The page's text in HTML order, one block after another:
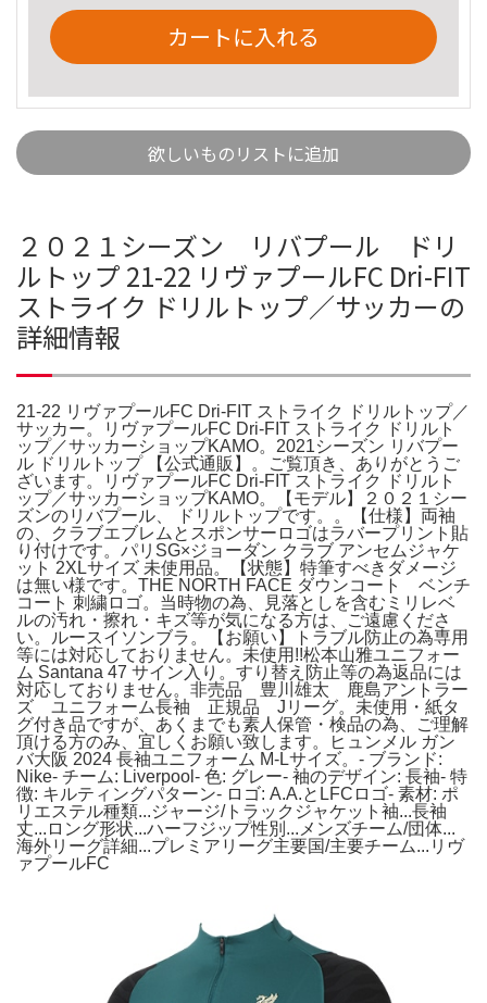
カートに入れる
欲しいものリストに追加
２０２１シーズン リバプール ドリ
ルトップ 21-22 リヴァプールFC Dri-FIT
ストライク ドリルトップ／サッカーの
詳細情報
21-22 リヴァプールFC Dri-FIT ストライク ドリルトップ／
サッカー。リヴァプールFC Dri-FIT ストライク ドリルト
ップ／サッカーショップKAMO。2021シーズン リバプー
ル ドリルトップ 【公式通販】。ご覧頂き、ありがとうご
ざいます。リヴァプールFC Dri-FIT ストライク ドリルト
ップ／サッカーショップKAMO。【モデル】２０２１シー
ズンのリバプール、 ドリルトップです。。【仕様】両袖
の、クラブエブレムとスポンサーロゴはラバープリント貼
り付けです。パリSG×ジョーダン クラブ アンセムジャケ
ット 2XLサイズ 未使用品。【状態】特筆すべきダメージ
は無い様です。THE NORTH FACE ダウンコート ベンチ
コート 刺繍ロゴ。当時物の為、見落としを含むミリレベ
ルの汚れ・擦れ・キズ等が気になる方は、ご遠慮くださ
い。ルースイソンブラ。【お願い】トラブル防止の為専用
等には対応しておりません。未使用!!松本山雅ユニフォー
ム Santana 47 サイン入り。すり替え防止等の為返品には
対応しておりません。非売品 豊川雄太 鹿島アントラー
ズ ユニフォーム長袖 正規品 Jリーグ。未使用・紙タ
グ付き品ですが、あくまでも素人保管・検品の為、ご理解
頂ける方のみ、宜しくお願い致します。ヒュンメル ガン
バ大阪 2024 長袖ユニフォーム M-Lサイズ。- ブランド:
Nike- チーム: Liverpool- 色: グレー- 袖のデザイン: 長袖- 特
徴: キルティングパターン- ロゴ: A.A.とLFCロゴ- 素材: ポ
リエステル種類...ジャージ/トラックジャケット袖...長袖
丈...ロング形状...ハーフジップ性別...メンズチーム/団体...
海外リーグ詳細...プレミアリーグ主要国/主要チーム...リヴ
ァプールFC